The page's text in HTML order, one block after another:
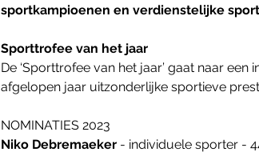
sportkampioenen en verdienstelijke
Sporttrofee van het jaar
De ‘Sporttrofee van het jaar’ gaat naar
afgelopen jaar uitzonderlijke sportieve
NOMINATIES 2023
Niko Debremaeker - individuele sporter -